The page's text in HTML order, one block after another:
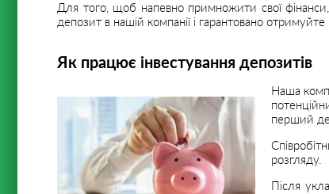
Для того, щоб напевно примножити свої фінанси,
депозит в нашій компанії і гарантовано
Як працює інвестування депозитів
Наша
перший
розгляду.
Після